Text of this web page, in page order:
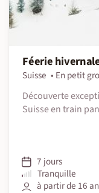
Féerie
Suisse
En petit
Découverte
Suisse en train
7 jours
Tranquille
à partir de 16